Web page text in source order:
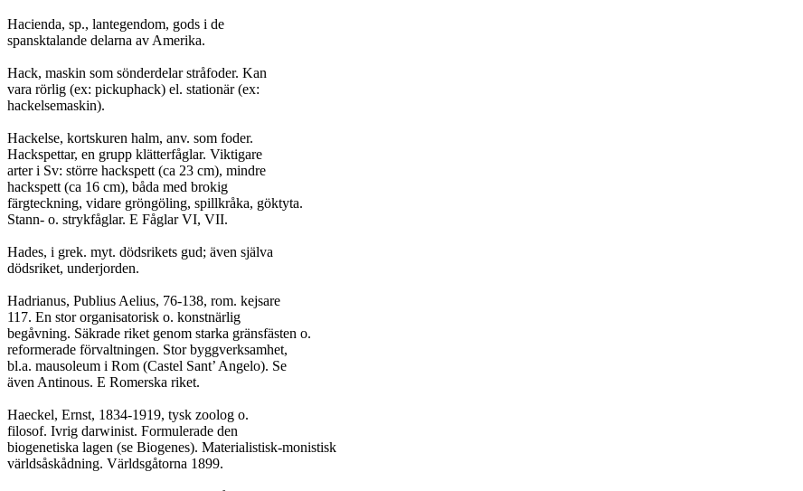
Hacienda, sp., lantegendom, gods i de
spansktalande delarna av Amerika.
Hack, maskin som sönderdelar stråfoder. Kan
vara rörlig (ex: pickuphack) el. stationär (ex:
hackelsemaskin).
Hackelse, kortskuren halm, anv. som foder.
Hackspettar, en grupp klätterfåglar. Viktigare
arter i Sv: större hackspett (ca 23 cm), mindre
hackspett (ca 16 cm), båda med brokig
färgteckning, vidare gröngöling, spillkråka, göktyta.
Stann- o. strykfåglar. E Fåglar VI, VII.
Hades, i grek. myt. dödsrikets gud; även själva
dödsriket, underjorden.
Hadrianus, Publius Aelius, 76-138, rom. kejsare
117. En stor organisatorisk o. konstnärlig
begåvning. Säkrade riket genom starka gränsfästen o.
reformerade förvaltningen. Stor byggverksamhet,
bl.a. mausoleum i Rom (Castel Sant’ Angelo). Se
även Antinous. E Romerska riket.
Haeckel, Ernst, 1834-1919, tysk zoolog o.
filosof. Ivrig darwinist. Formulerade den
biogenetiska lagen (se Biogenes). Materialistisk-monistisk
världsåskådning. Världsgåtorna 1899.